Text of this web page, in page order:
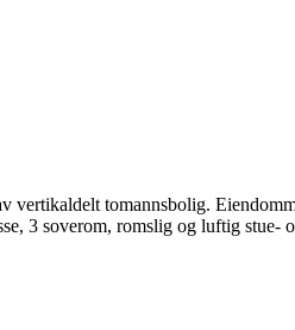
vertikaldelt tomannsbolig.
3 soverom, romslig og luftig